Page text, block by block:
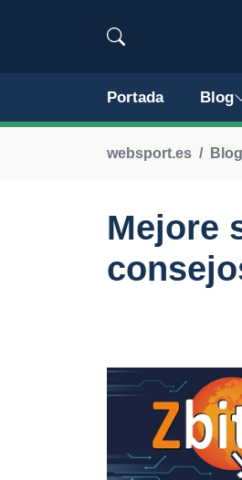
Portada Blog
websport.es Blog
Mejore